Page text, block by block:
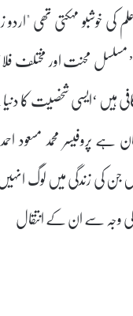
خوشبو مہکتی تھی
مسلسل محنت اور
ہیں ‘ایسی شخصیت کا
پروفیسر محمد مسعود
کی زندگی میں لوگ
وجہ سے ان کے انتقال